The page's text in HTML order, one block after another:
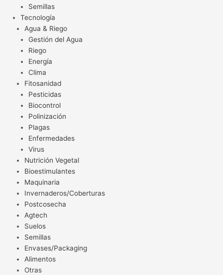
Semillas
Tecnología
Agua & Riego
Gestión del Agua
Riego
Energía
Clima
Fitosanidad
Pesticidas
Biocontrol
Polinización
Plagas
Enfermedades
Virus
Nutrición Vegetal
Bioestimulantes
Maquinaria
Invernaderos/Coberturas
Postcosecha
Agtech
Suelos
Semillas
Envases/Packaging
Alimentos
Otras